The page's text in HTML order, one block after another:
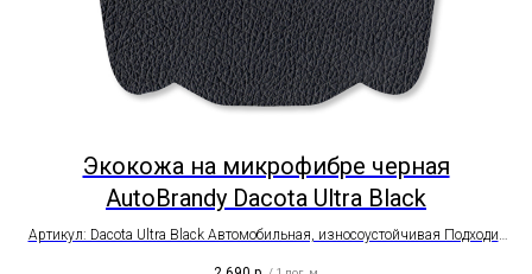
Экокожа на микрофибре черная
AutoBrandy Dacota Ultra Black
Артикул: Dacota Ultra Black Автомобильная, износоустойчивая Подходит